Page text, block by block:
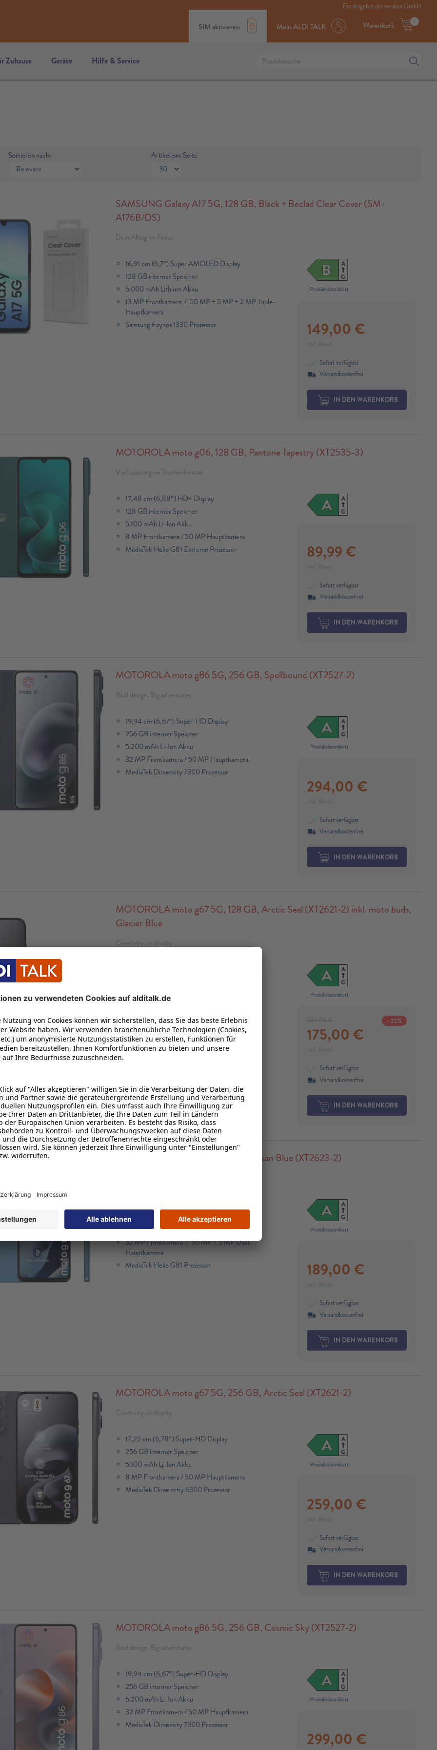
SIM aktivieren Mein ALDI TALK 0
Warenkorb
Zuhause Geräte Hilfe & Service
Ein Angebot der medion GmbH
Sortieren nach: Artikel pro Seite
SAMSUNG Galaxy A17 5G, 128 GB, Black + Beclad Clear Cover (SM-
A176B/DS)
Dein Alltag im Fokus
16,91 cm (6,7“) Super AMOLED Display
128 GB interner Speicher
5.000 mAh Lithium Akku
13 MP Frontkamera / 50 MP + 5 MP + 2 MP Triple-
Hauptkamera
Samsung Exynos 1330 Prozessor​
A
G
B
Produktdatenblatt
149,00 €
inkl. Mwst.
Sofort verfügbar
Versandkostenfrei
IN DEN WARENKORB
MOTOROLA moto g06, 128 GB, Pantone Tapestry (XT2535-3)
Viel Leistung im Taschenformat
17,48 cm (6,88“) HD+ Display
128 GB interner Speicher
5.100 mAh Li-Ion Akku
8 MP Frontkamera / 50 MP Hauptkamera
MediaTek Helio G81 Extreme Prozessor
A
G
A
89,99 €
inkl. Mwst.
Sofort verfügbar
Versandkostenfrei
IN DEN WARENKORB
MOTOROLA moto g86 5G, 256 GB, Spellbound (XT2527-2)
Bold design. Big adventures.
19,94 cm (6,67“) Super-HD Display
256 GB interner Speicher
5.200 mAh Li-Ion Akku
32 MP Frontkamera / 50 MP Hauptkamera
MediaTek Dimensity 7300 Prozessor​
A
G
A
Produktdatenblatt
294,00 €
inkl. Mwst.
Sofort verfügbar
Versandkostenfrei
IN DEN WARENKORB
MOTOROLA moto g67 5G, 128 GB, Arctic Seal (XT2621-2) inkl. moto buds,
Glacier Blue
Creativity on display
5.100 mAh Li-Ion Akku
MediaTek Dimensitiy 6300 Prozessor​
A
G
A
Produktdatenblatt
225,00€ - 22%
175,00 €
inkl. Mwst.
Sofort verfügbar
Versandkostenfrei
IN DEN WARENKORB
MOTOROLA moto g17, 128 GB, Alaskan Blue (XT2623-2)
128 GB interner Speicher
5.100 mAh Li-Ion Akku
32 MP Frontkamera / 50 MP + 5 MP Dual-
Hauptkamera
MediaTek Helio G81 Prozessor
A
G
A
Produktdatenblatt
189,00 €
inkl. Mwst.
Sofort verfügbar
Versandkostenfrei
IN DEN WARENKORB
MOTOROLA moto g67 5G, 256 GB, Arctic Seal (XT2621-2)
Creativity on display
17,22 cm (6,78“) Super-HD Display
256 GB interner Speicher
5.100 mAh Li-Ion Akku
8 MP Frontkamera / 50 MP Hauptkamera
MediaTek Dimensitiy 6300 Prozessor​
A
G
A
Produktdatenblatt
259,00 €
inkl. Mwst.
Sofort verfügbar
Versandkostenfrei
IN DEN WARENKORB
MOTOROLA moto g86 5G, 256 GB, Cosmic Sky (XT2527-2)
Bold design. Big adventures.
19,94 cm (6,67“) Super-HD Display
256 GB interner Speicher
5.200 mAh Li-Ion Akku
32 MP Frontkamera / 50 MP Hauptkamera
MediaTek Dimensity 7300 Prozessor​
A
G
A
Produktdatenblatt
299,00 €